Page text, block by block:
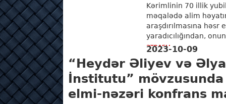
Kərimlinin 70 illik
məqalədə alim
araşdırılmasına
yaradıcılığından,
ƏTRAFLI
2023-10-09
“Heydər Əliyev və
İnstitutu”
elmi-nəzəri konfrans